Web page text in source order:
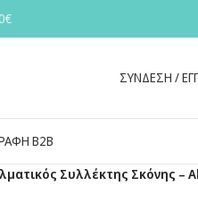
ΣΥΝΔΕΣΗ /
Β2Β
Συλλέκτης Σκόνης –